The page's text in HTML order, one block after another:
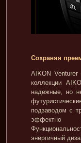
Сохраняя
AIKON Venturer
коллекции
надежные, но
подзаводом с
эффектно
энергичный